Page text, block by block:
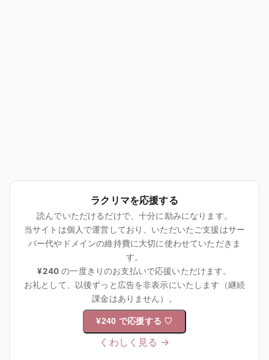
ラクリマを応援する
読んでいただけるだけで、十分に励みになります。
当サイトは個人で運営しており、いただいたご支援はサー
バー代やドメインの維持費に大切に使わせていただきま
す。
¥240 の一度きりのお支払いで応援いただけます。
お礼として、以後ずっと広告を非表示にいたします（継続
課金はありません）。
¥240 で応援する ♡
くわしく見る →